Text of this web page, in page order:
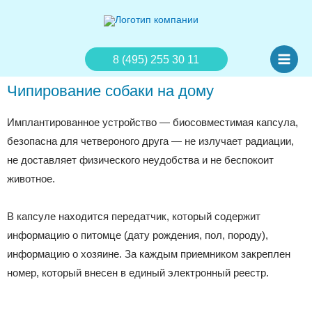
8 (495) 255 30 11
Чипирование собаки на дому
Имплантированное устройство — биосовместимая капсула,
безопасна для четвероного друга — не излучает радиации,
не доставляет физического неудобства и не беспокоит
животное.
В капсуле находится передатчик, который содержит
информацию о питомце (дату рождения, пол, породу),
информацию о хозяине. За каждым приемником закреплен
номер, который внесен в единый электронный реестр.